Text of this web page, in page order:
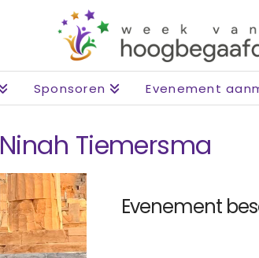
Sponsoren Evenement
Tiemersma
Evenement